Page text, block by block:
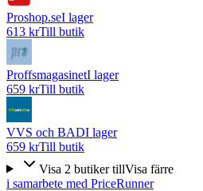
Proshop.seI lager
613 krTill butik
ProffsmagasinetI lager
659 krTill butik
VVS och BADI lager
659 krTill butik
Visa 2 butiker tillVisa färre
i samarbete med PriceRunner